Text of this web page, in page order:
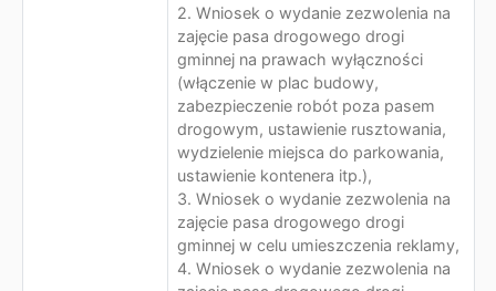
2. Wniosek o wydanie zezwolenia na
zajęcie pasa drogowego drogi
gminnej na prawach wyłączności
(włączenie w plac budowy,
zabezpieczenie robót poza pasem
drogowym, ustawienie rusztowania,
wydzielenie miejsca do parkowania,
ustawienie kontenera itp.),
3. Wniosek o wydanie zezwolenia na
zajęcie pasa drogowego drogi
gminnej w celu umieszczenia reklamy,
4. Wniosek o wydanie zezwolenia na